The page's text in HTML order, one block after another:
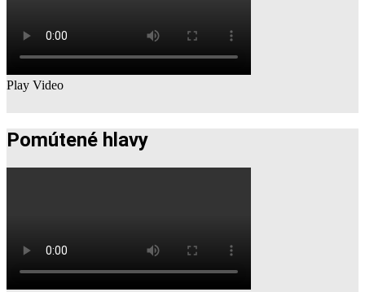
Play Video
Pomútené hlavy